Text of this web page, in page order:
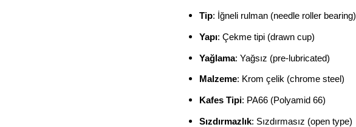
Tip: İğneli rulman (needle roller bearing)
Yapı: Çekme tipi (drawn cup)
Yağlama: Yağsız (pre-lubricated)
Malzeme: Krom çelik (chrome steel)
Kafes Tipi: PA66 (Polyamid 66)
Sızdırmazlık: Sızdırmasız (open type)